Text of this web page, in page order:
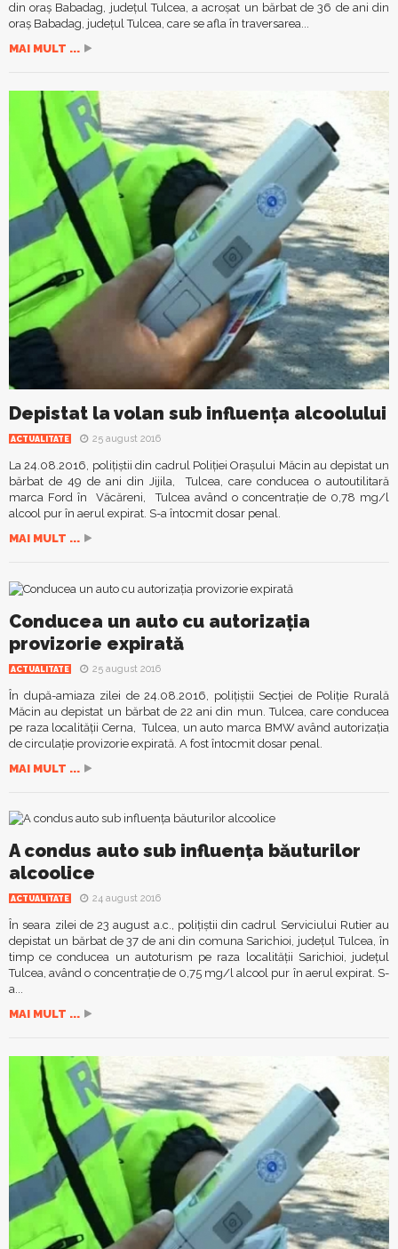
din oraș Babadag, județul Tulcea, a acroșat un bărbat de 36 de ani din
oraș Babadag, județul Tulcea, care se afla în traversarea...
MAI MULT ...
Depistat la volan sub influența alcoolului
ACTUALITATE 25 august 2016
La 24.08.2016, polițiștii din cadrul Poliției Orașului Măcin au depistat un
bărbat de 49 de ani din Jijila, Tulcea, care conducea o autoutilitară
marca Ford în Văcăreni, Tulcea având o concentrație de 0,78 mg/l
alcool pur în aerul expirat. S-a întocmit dosar penal.
MAI MULT ...
Conducea un auto cu autorizația
provizorie expirată
ACTUALITATE 25 august 2016
În după-amiaza zilei de 24.08.2016, polițiștii Secției de Poliție Rurală
Măcin au depistat un bărbat de 22 ani din mun. Tulcea, care conducea
pe raza localității Cerna, Tulcea, un auto marca BMW având autorizația
de circulație provizorie expirată. A fost întocmit dosar penal.
MAI MULT ...
A condus auto sub influența băuturilor
alcoolice
ACTUALITATE 24 august 2016
În seara zilei de 23 august a.c., polițiștii din cadrul Serviciului Rutier au
depistat un bărbat de 37 de ani din comuna Sarichioi, județul Tulcea, în
timp ce conducea un autoturism pe raza localității Sarichioi, județul
Tulcea, având o concentrație de 0,75 mg/l alcool pur în aerul expirat. S-
a...
MAI MULT ...